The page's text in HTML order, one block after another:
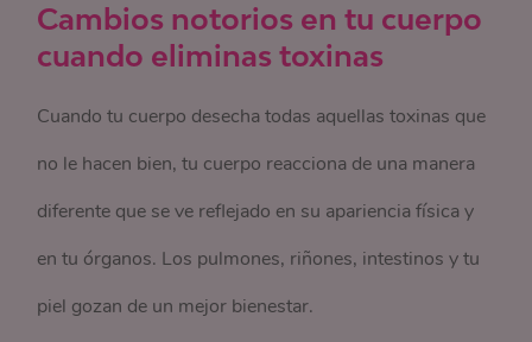
Cambios notorios en tu cuerpo
cuando eliminas toxinas
Cuando tu cuerpo desecha todas aquellas toxinas que
no le hacen bien, tu cuerpo reacciona de una manera
diferente que se ve reflejado en su apariencia física y
en tu órganos. Los pulmones, riñones, intestinos y tu
piel gozan de un mejor bienestar.